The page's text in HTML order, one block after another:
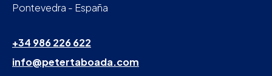
Pontevedra - España
+34 986 226 622
info@petertaboada.com